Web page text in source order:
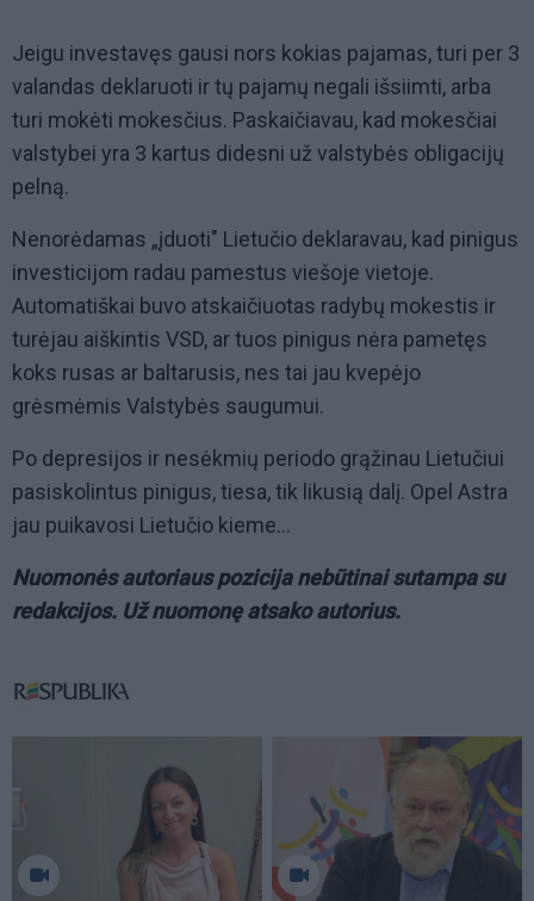
Jeigu investavęs gausi nors kokias pajamas, turi per 3
valandas deklaruoti ir tų pajamų negali išsiimti, arba
turi mokėti mokesčius. Paskaičiavau, kad mokesčiai
valstybei yra 3 kartus didesni už valstybės obligacijų
pelną.
Nenorėdamas „įduoti" Lietučio deklaravau, kad pinigus
investicijom radau pamestus viešoje vietoje.
Automatiškai buvo atskaičiuotas radybų mokestis ir
turėjau aiškintis VSD, ar tuos pinigus nėra pametęs
koks rusas ar baltarusis, nes tai jau kvepėjo
grėsmėmis Valstybės saugumui.
Po depresijos ir nesėkmių periodo grąžinau Lietučiui
pasiskolintus pinigus, tiesa, tik likusią dalį. Opel Astra
jau puikavosi Lietučio kieme...
Nuomonės autoriaus pozicija nebūtinai sutampa su
redakcijos. Už nuomonę atsako autorius.